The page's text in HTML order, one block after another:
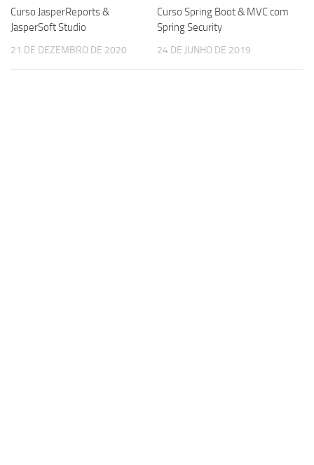
Curso JasperReports &
JasperSoft Studio
21 DE DEZEMBRO DE 2020
Curso Spring Boot & MVC com
Spring Security
24 DE JUNHO DE 2019